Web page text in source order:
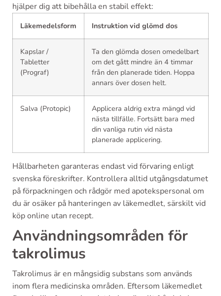
hjälper dig att bibehålla en stabil effekt:
Läkemedelsform Instruktion vid glömd dos
Kapslar /
Tabletter
(Prograf)
Ta den glömda dosen omedelbart
om det gått mindre än 4 timmar
från den planerade tiden. Hoppa
annars över dosen helt.
Salva (Protopic)
Applicera aldrig extra mängd vid
nästa tillfälle. Fortsätt bara med
din vanliga rutin vid nästa
planerade applicering.
Hållbarheten garanteras endast vid förvaring enligt
svenska föreskrifter. Kontrollera alltid utgångsdatumet
på förpackningen och rådgör med apotekspersonal om
du är osäker på hanteringen av läkemedlet, särskilt vid
köp online utan recept.
Användningsområden för
takrolimus
Takrolimus är en mångsidig substans som används
inom flera medicinska områden. Eftersom läkemedlet